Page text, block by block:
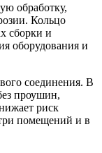
обработку,
Кольцо
сборки и
оборудования и
соединения. В
проушин,
риск
помещений и в